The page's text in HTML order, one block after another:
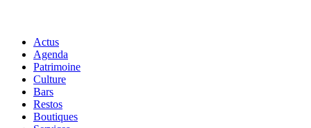
Actus
Agenda
Patrimoine
Culture
Bars
Restos
Boutiques